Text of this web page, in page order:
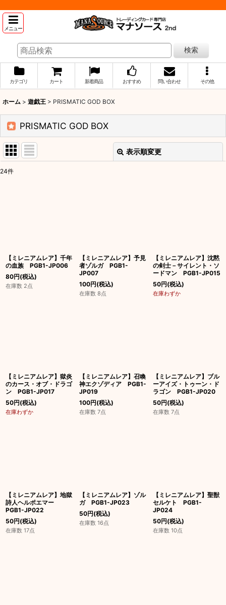
メニュー
検索
カテゴリ カート 新着商品 おすすめ 問い合わせ その他
ホーム > 遊戯王 > PRISMATIC GOD BOX
PRISMATIC GOD BOX
表示順変更
24件
【ミレニアムレア】千年
の血族 PGB1-JP006
80円(税込)
在庫数 2点
【ミレニアムレア】予見
者ゾルガ PGB1-
JP007
100円(税込)
在庫数 8点
【ミレニアムレア】沈黙
の剣士－サイレント・ソ
ードマン PGB1-JP015
50円(税込)
在庫わずか
【ミレニアムレア】獄炎
のカース・オブ・ドラゴ
ン PGB1-JP017
50円(税込)
在庫わずか
【ミレニアムレア】召喚
神エクゾディア PGB1-
JP019
100円(税込)
在庫数 7点
【ミレニアムレア】ブル
ーアイズ・トゥーン・ド
ラゴン PGB1-JP020
50円(税込)
在庫数 7点
【ミレニアムレア】地獄
詩人ヘルポエマー
PGB1-JP022
50円(税込)
在庫数 17点
【ミレニアムレア】ゾル
ガ PGB1-JP023
50円(税込)
在庫数 16点
【ミレニアムレア】聖獣
セルケト PGB1-
JP024
50円(税込)
在庫数 10点